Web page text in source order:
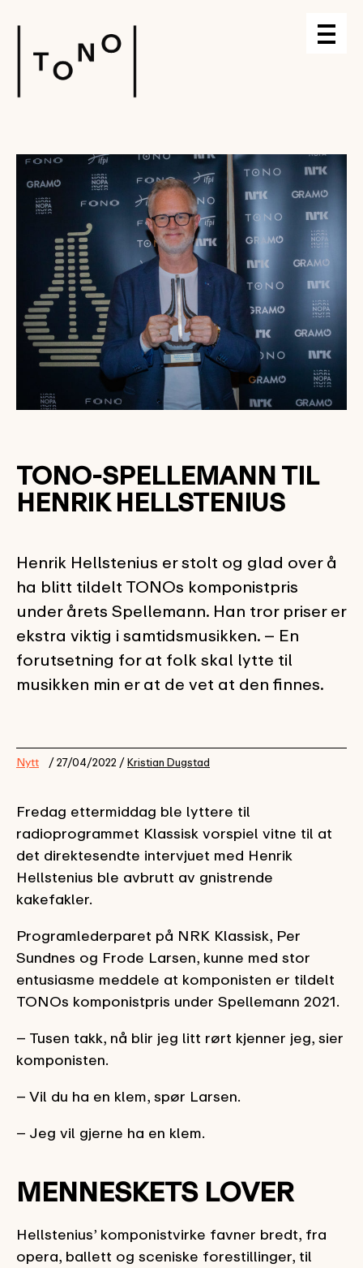
TONO-SPELLEMANN TIL
HENRIK HELLSTENIUS
Henrik Hellstenius er stolt og glad over å
ha blitt tildelt TONOs komponistpris
under årets Spellemann. Han tror priser er
ekstra viktig i samtidsmusikken. – En
forutsetning for at folk skal lytte til
musikken min er at de vet at den finnes.
Nytt / 27/04/2022 /Kristian Dugstad
Fredag ettermiddag ble lyttere til
radioprogrammet Klassisk vorspiel vitne til at
det direktesendte intervjuet med Henrik
Hellstenius ble avbrutt av gnistrende
kakefakler.
Programlederparet på NRK Klassisk, Per
Sundnes og Frode Larsen, kunne med stor
entusiasme meddele at komponisten er tildelt
TONOs komponistpris under Spellemann 2021.
– Tusen takk, nå blir jeg litt rørt kjenner jeg, sier
komponisten.
– Vil du ha en klem, spør Larsen.
– Jeg vil gjerne ha en klem.
MENNESKETS LOVER
Hellstenius’ komponistvirke favner bredt, fra
opera, ballett og sceniske forestillinger, til